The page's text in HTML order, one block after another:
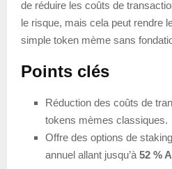
de réduire les coûts de
le risque, mais cela peut rendre
simple token mème sans
Points clés
Réduction des coûts de
tokens mèmes classiques.
Offre des options de
annuel allant jusqu’à 52 %